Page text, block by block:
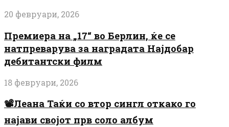
20 февруари, 2026
Премиера на „17“ во Берлин, ќе се
натпреварува за наградата Најдобар
дебитантски филм
18 февруари, 2026
📽️Леана Таќи со втор сингл откако го
најави својот прв соло албум